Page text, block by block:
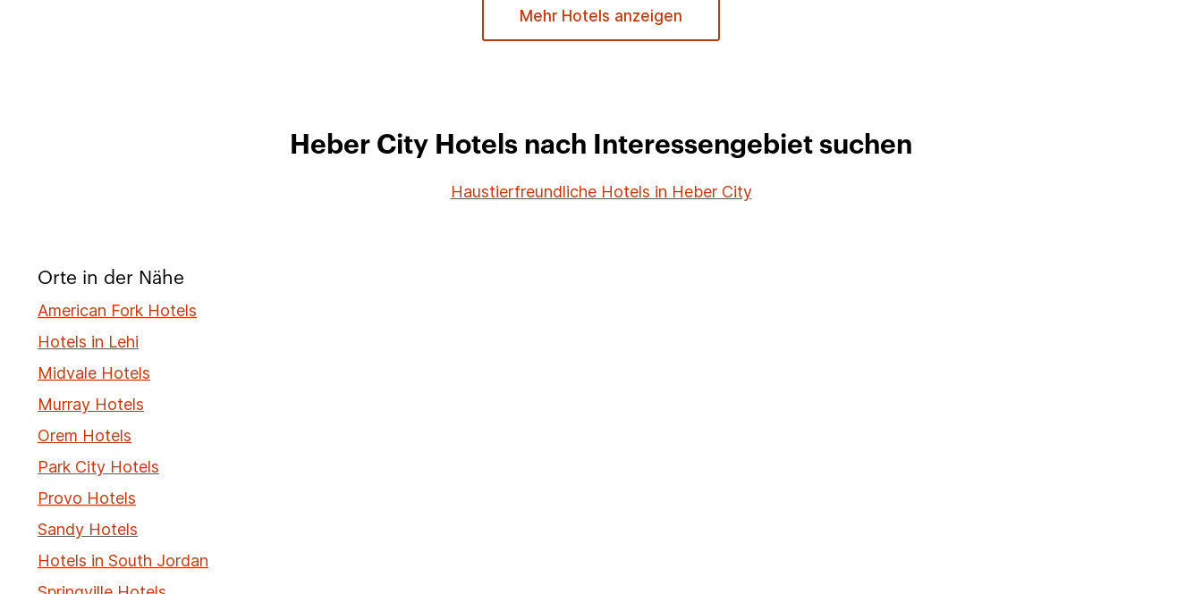
Mehr Hotels anzeigen
Heber City Hotels nach Interessengebiet suchen
Haustierfreundliche Hotels in Heber City
Orte in der Nähe
American Fork Hotels
Hotels in Lehi
Midvale Hotels
Murray Hotels
Orem Hotels
Park City Hotels
Provo Hotels
Sandy Hotels
Hotels in South Jordan